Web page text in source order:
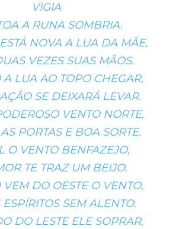
VIGIA
A RUNA SOMBRIA.
NOVA A LUA DA MÃE,
VEZES SUAS MÃOS.
LUA AO TOPO CHEGAR,
SE DEIXARÁ LEVAR.
VENTO NORTE,
PORTAS E BOA SORTE.
O VENTO BENFAZEJO,
TE TRAZ UM BEIJO.
DO OESTE O VENTO,
ESPÍRITOS SEM ALENTO.
DO LESTE ELE SOPRAR,